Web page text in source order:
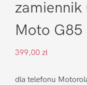
Moto G85
399,00 zł
dla telefonu